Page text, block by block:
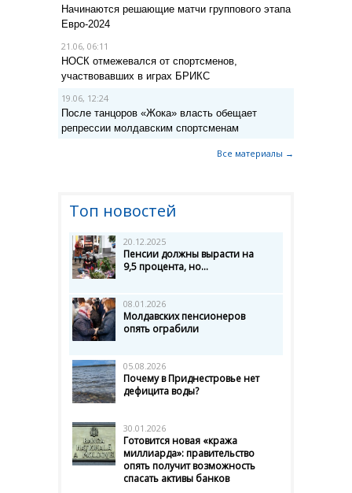
Начинаются решающие матчи группового этапа
Евро-2024
21.06, 06:11
НОСК отмежевался от спортсменов,
участвовавших в играх БРИКС
19.06, 12:24
После танцоров «Жока» власть обещает
репрессии молдавским спортсменам
Все материалы →
Топ новостей
20.12.2025
Пенсии должны вырасти на
9,5 процента, но...
08.01.2026
Молдавских пенсионеров
опять ограбили
05.08.2026
Почему в Приднестровье нет
дефицита воды?
30.01.2026
Готовится новая «кража
миллиарда»: правительство
опять получит возможность
спасать активы банков